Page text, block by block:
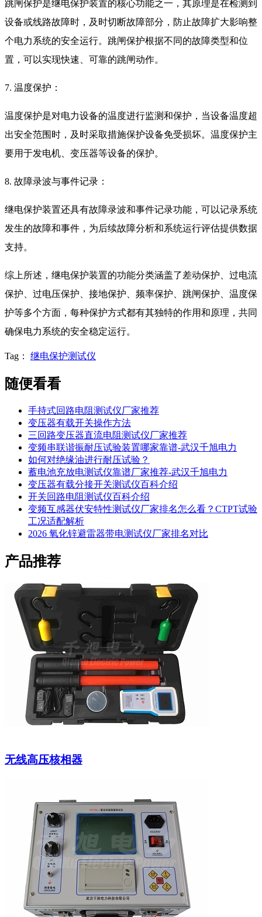
跳闸保护是继电保护装置的核心功能之一，其原理是在检测到
设备或线路故障时，及时切断故障部分，防止故障扩大影响整
个电力系统的安全运行。跳闸保护根据不同的故障类型和位
置，可以实现快速、可靠的跳闸动作。
7. 温度保护：
温度保护是对电力设备的温度进行监测和保护，当设备温度超
出安全范围时，及时采取措施保护设备免受损坏。温度保护主
要用于发电机、变压器等设备的保护。
8. 故障录波与事件记录：
继电保护装置还具有故障录波和事件记录功能，可以记录系统
发生的故障和事件，为后续故障分析和系统运行评估提供数据
支持。
综上所述，继电保护装置的功能分类涵盖了差动保护、过电流
保护、过电压保护、接地保护、频率保护、跳闸保护、温度保
护等多个方面，每种保护方式都有其独特的作用和原理，共同
确保电力系统的安全稳定运行。
Tag： 继电保护测试仪
随便看看
手持式回路电阻测试仪厂家推荐
变压器有载开关操作方法
三回路变压器直流电阻测试仪厂家推荐
变频串联谐振耐压试验装置哪家靠谱-武汉千旭电力
如何对绝缘油进行耐压试验？
蓄电池充放电测试仪靠谱厂家推荐-武汉千旭电力
变压器有载分接开关测试仪百科介绍
开关回路电阻测试仪百科介绍
变频互感器伏安特性测试仪厂家排名怎么看？CTPT试验
工况适配解析
2026 氧化锌避雷器带电测试仪厂家排名对比
产品推荐
无线高压核相器